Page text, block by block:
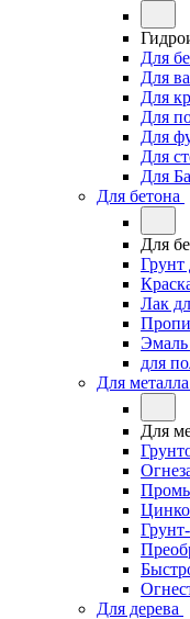
Для
Для
Для
Для
Для
Для
Для
Для бетона
Для
Грунт
Лак
Эмаль
для
Для металла
Для
Для дерева